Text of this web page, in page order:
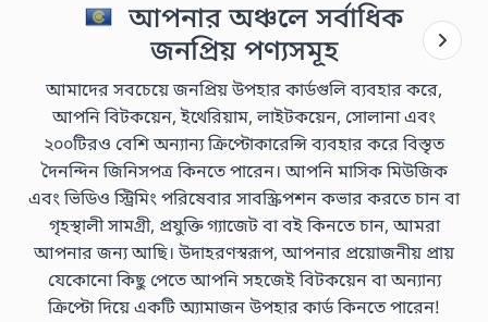
আপনার অঞ্চলে সর্বাধিক
জনপ্রিয় পণ্যসমূহ
আমাদের সবচেয়ে জনপ্রিয় উপহার কার্ডগুলি ব্যবহার করে,
আপনি বিটকয়েন, ইথেরিয়াম, লাইটকয়েন, সোলানা এবং
২০০টিরও বেশি অন্যান্য ক্রিপ্টোকারেন্সি ব্যবহার করে বিস্তৃত
দৈনন্দিন জিনিসপত্র কিনতে পারেন। আপনি মাসিক মিউজিক
এবং ভিডিও স্ট্রিমিং পরিষেবার সাবস্ক্রিপশন কভার করতে চান বা
গৃহস্থালী সামগ্রী, প্রযুক্তি গ্যাজেট বা বই কিনতে চান, আমরা
আপনার জন্য আছি। উদাহরণস্বরূপ, আপনার প্রয়োজনীয় প্রায়
যেকোনো কিছু পেতে আপনি সহজেই বিটকয়েন বা অন্যান্য
ক্রিপ্টো দিয়ে একটি অ্যামাজন উপহার কার্ড কিনতে পারেন!